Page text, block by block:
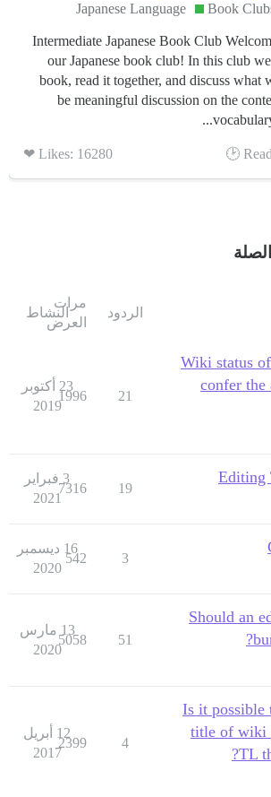
Japanese Language Book
Intermediate Japanese Book Club
our Japanese book club! In this club we
book, read it together, and discuss what
be meaningful discussion on the
Likes: 16280 ❤
الردود
مرات
العرض
النشاط
Wiki status
confer
21
1996
23 أكتوبر
2019
Editing
19
7316
3 فبراير
2021
3
542
16 ديسمبر
2020
Should an
51
5058
13 مارس
2020
Is it possible
title of wiki
TL
4
2399
12 أبريل
2017